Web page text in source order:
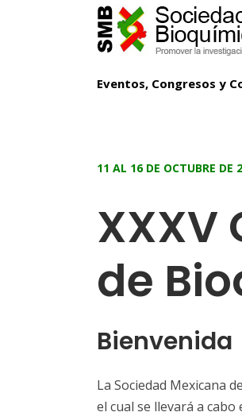
Eventos, Congresos y
11 AL 16 DE OCTUBRE DE
de
Bienvenida
La Sociedad Mexicana
el cual se llevará a cabo